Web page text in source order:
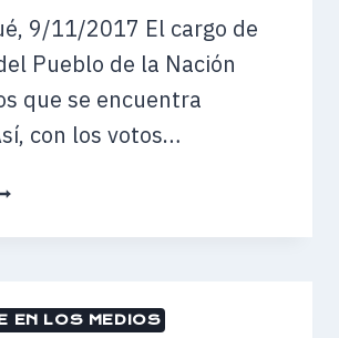
9/11/2017 El cargo de
Pueblo de la Nación
que se encuentra
con los votos…
EN LOS MEDIOS